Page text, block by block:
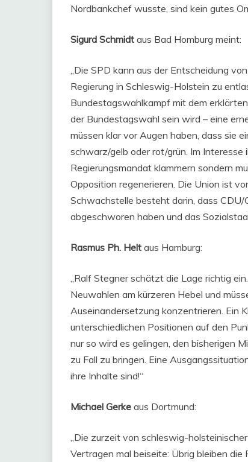
Nordbankchef wusste, sind kein gutes
Sigurd Schmidt aus Bad Homburg meint:
„Die SPD kann aus der Entscheidung
Regierung in Schleswig-Holstein zu
Bundestagswahlkampf mit dem
der Bundestagswahl sein wird – eine
müssen klar vor Augen haben, dass sie
schwarz/gelb oder rot/grün. Im
Regierungsmandat klammern sondern
Opposition regenerieren. Die Union ist
Schwachstelle besteht darin, dass
abgeschworen haben und das
Rasmus Ph. Helt aus Hamburg:
„Ralf Stegner schätzt die Lage richtig
Neuwahlen am kürzeren Hebel und
Auseinandersetzung konzentrieren. Ein
unterschiedlichen Positionen auf den
nur so wird es gelingen, den bisherigen
zu Fall zu bringen. Eine
ihre Inhalte sind!“
Michael Gerke aus Dortmund:
„Die zurzeit von schleswig-
Vertragen mal beiseite: Übrig bleiben